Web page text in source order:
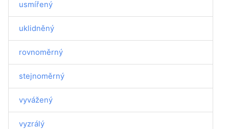
usmířený
uklidněný
rovnoměrný
stejnoměrný
vyvážený
vyzrálý